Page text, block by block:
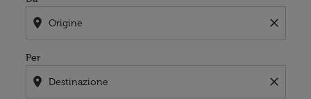
location_on close
Per
location_on close